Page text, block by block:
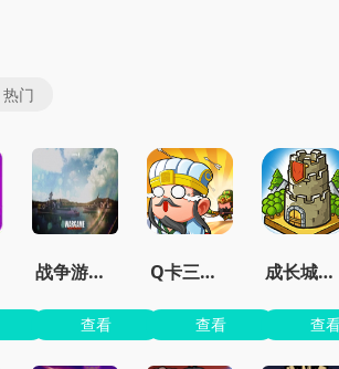
热门
战争游戏红龙手机版
查看
Q卡三国官方正版
查看
成长城堡最新版
查